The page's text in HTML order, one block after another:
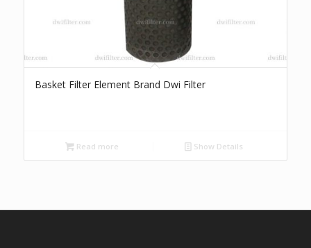
Basket Filter Element Brand Dwi Filter
Read more Show Details